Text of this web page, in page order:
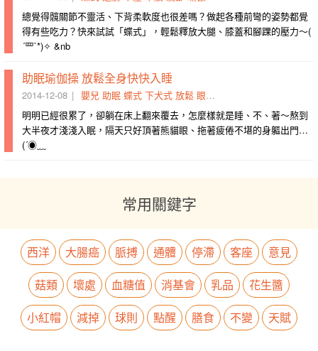
總覺得髖關節不靈活、下背柔軟度也很差嗎？做起各種前彎的姿勢都覺
得有些吃力？快來試試「蝶式」，輕鬆釋放大腿、膝蓋和腳踝的壓力～(
´罒`*)✧ &nb
助眠瑜伽操 放鬆全身快快入睡
2014-12-08 嬰兒 助眠 蝶式 下犬式 放鬆 眼鏡蛇式
明明已經很累了，卻躺在床上翻來覆去，怎麼樣就是睡、不、著～熬到
大半夜才淺淺入眠，隔天只好頂著熊貓眼、拖著疲倦不堪的身軀出門…
(´◉﹏
常用關鍵字
西洋 大腸癌 脈搏 通體 停滯 客座
意見
菇類
壞處 血糖值 消基會 乳品
花生醬
小紅帽
減掉 球則 點醒 膳食 不變 天賦